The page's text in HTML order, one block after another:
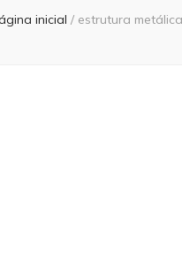
inicial / estrutura